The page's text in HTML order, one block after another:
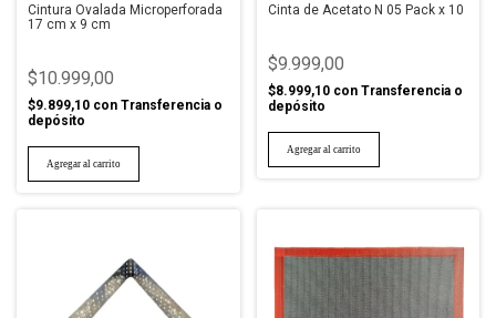
Cintura Ovalada Microperforada
17 cm x 9 cm
$10.999,00
$9.899,10 con Transferencia o
depósito
Cinta de Acetato N 05 Pack x 10
$9.999,00
$8.999,10 con Transferencia o
depósito